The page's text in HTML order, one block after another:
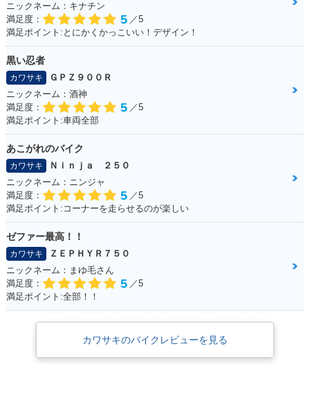
ニックネーム：キナチン
満足度：
5 ／5
満足ポイント:とにかくかっこいい！デザイン！
黒い忍者
カワサキ
ＧＰＺ９００Ｒ
ニックネーム：酒神
満足度：
5 ／5
満足ポイント:車両全部
あこがれのバイク
カワサキ
Ｎｉｎｊａ ２５０
ニックネーム：ニンジャ
満足度：
5 ／5
満足ポイント:コーナーを走らせるのが楽しい
ゼファー最高！！
カワサキ
ＺＥＰＨＹＲ７５０
ニックネーム：まゆ毛さん
満足度：
5 ／5
満足ポイント:全部！！
カワサキのバイクレビューを見る